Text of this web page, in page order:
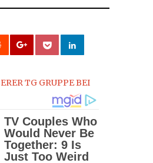
TG GRUPPE BEI